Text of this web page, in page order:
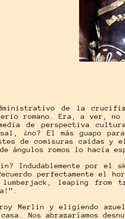
de la
romano. Era, a ver, no
media de perspectiva
¿no? El más guapo
de comisuras caídas
ángulos romos lo hacía
Indudablemente por el
perfectamente el
leaping
Merlin y eligiendo
Nos abrazaríamos